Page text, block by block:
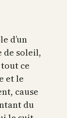
d’un
de soleil,
ce
et le
cause
du